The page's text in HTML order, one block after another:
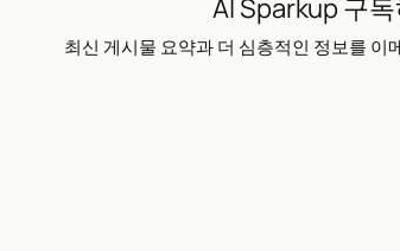
AI Sparkup 구
최신 게시물 요약과 더 심층적인 정보를 이